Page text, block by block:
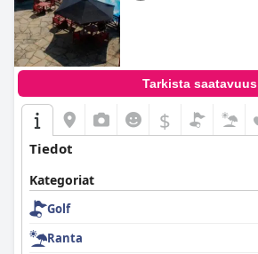
Tarkista saatavuus
$
Tiedot
Kategoriat
Golf
Ranta